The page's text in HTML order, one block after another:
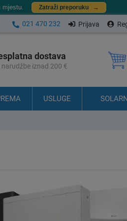
mjestu. Zatraži preporuku →
021 470 232 Prijava
dostava
narudžbe iznad 200 €
USLUGE